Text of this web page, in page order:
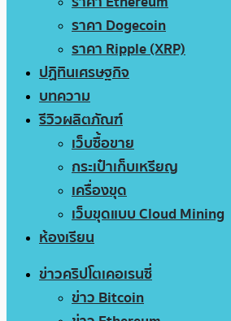
ราคา Dogecoin
ราคา Ripple (XRP)
ปฏิทินเศรษฐกิจ
บทความ
รีวิวผลิตภัณฑ์
เว็บซื้อขาย
กระเป๋าเก็บเหรียญ
เครื่องขุด
เว็บขุดแบบ Cloud Mining
ห้องเรียน
ข่าวคริปโตเคอเรนซี่
ข่าว Bitcoin